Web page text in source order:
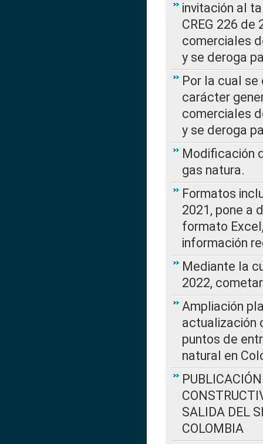
invitación al
CREG 226
comerciales
y se deroga
Por la cual
carácter
comerciales
y se deroga
Modificación
gas natura.
Formatos
2021, pone a
formato
información
Mediante la
2022,
Ampliación
actualización
puntos de
natural en
SALIDA DEL
COLOMBIA